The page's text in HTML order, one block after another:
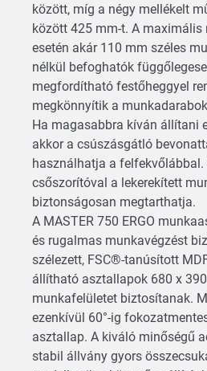
között, míg a négy mellékelt
között 425 mm-t. A
esetén akár 110 mm széles
nélkül befoghatók
megfordítható festőheggyel
megkönnyítik a
Ha magasabbra kíván állítani
akkor a csúszásgátló
használhatja a felfekvőlábbal.
csőszorítóval a lekerekített
biztonságosan megtarthatja.
A MASTER 750 ERGO
és rugalmas munkavégzést
szélezett, FSC®-tanúsított
állítható asztallapok 680 x
munkafelületet biztosítanak.
ezenkívül 60°-ig
asztallap. A kiváló minőségű
stabil állvány gyors